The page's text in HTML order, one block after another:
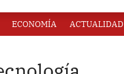
ECONOMÍA ACTUALIDAD